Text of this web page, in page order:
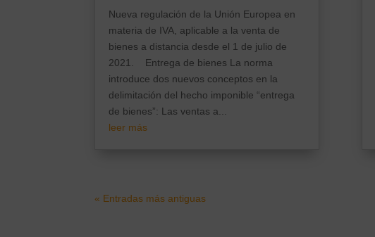
Nueva regulación de la Unión Europea en
materia de IVA, aplicable a la venta de
bienes a distancia desde el 1 de julio de
2021. Entrega de bienes La norma
introduce dos nuevos conceptos en la
delimitación del hecho imponible “entrega
de bienes”: Las ventas a...
leer más
« Entradas más antiguas